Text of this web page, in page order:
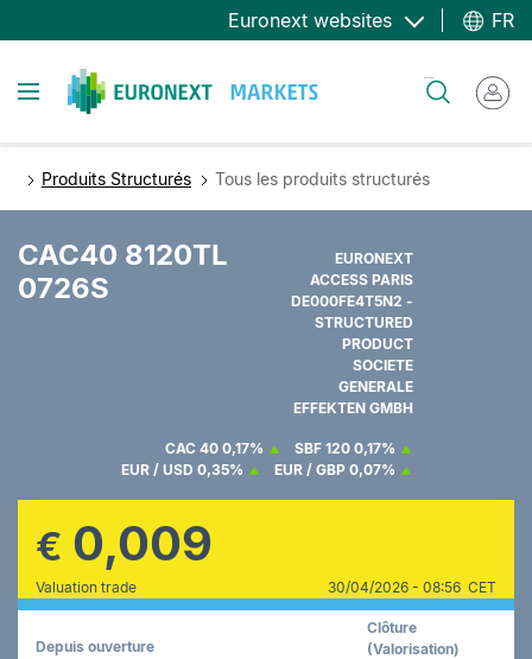
au
principal
Euronext websites FR
Toggle navigation
Produits Structurés Tous les produits structurés
CAC40 8120TL
0726S
EURONEXT
ACCESS PARIS
DE000FE4T5N2 -
STRUCTURED
PRODUCT
SOCIETE
GENERALE
EFFEKTEN GMBH
CAC 40 0,17% SBF 120 0,17%
EUR / USD 0,35% EUR / GBP 0,07%
€ 0,009
Valuation trade 30/04/2026 - 08:56 CET
Depuis ouverture
Clôture
(Valorisation)